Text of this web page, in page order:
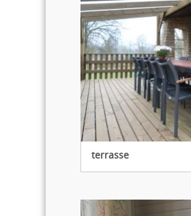
terrasse